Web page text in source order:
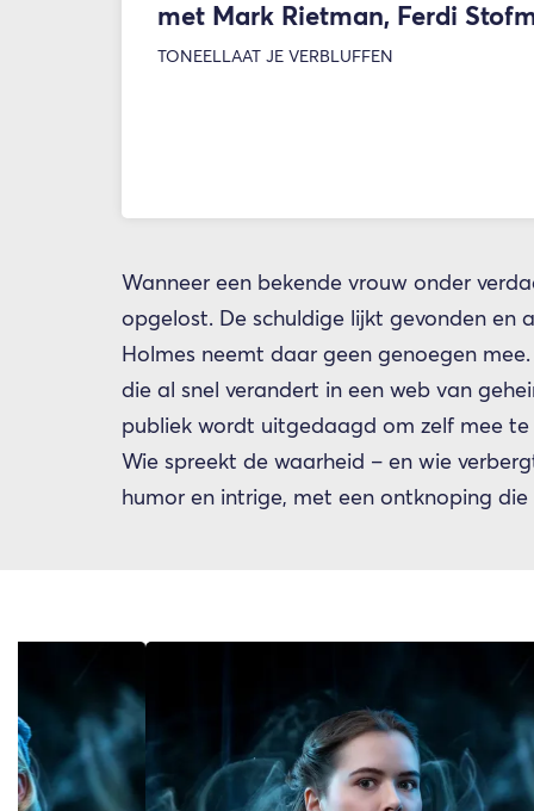
met Mark Rietman, Ferdi
TONEELLAAT JE VERBLUFFEN
Wanneer een bekende vrouw onder
opgelost. De schuldige lijkt gevonden en
Holmes neemt daar geen genoegen
die al snel verandert in een web van
publiek wordt uitgedaagd om zelf mee te
Wie spreekt de waarheid – en wie
humor en intrige, met een ontknoping